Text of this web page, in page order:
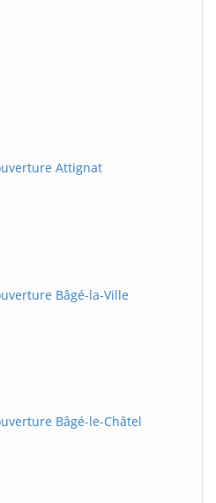
Attignat
Bâgé-la-Ville
Bâgé-le-Châtel